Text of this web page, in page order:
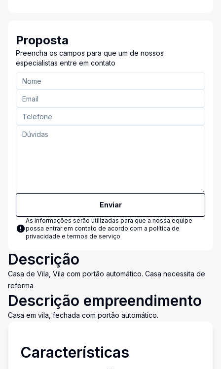
Proposta
Preencha os campos para que um de nossos
especialistas entre em contato
Enviar
As informações serão utilizadas para que a nossa equipe
possa entrar em contato de acordo com a política de
privacidade e termos de serviço
Descrição
Casa de Vila, Vila com portão automático. Casa necessita de
reforma
Descrição empreendimento
Casa em vila, fechada com portão automático.
Características